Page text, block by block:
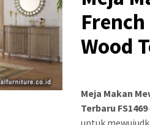
Wood
Meja Makan
Terbaru FS1469
untuk